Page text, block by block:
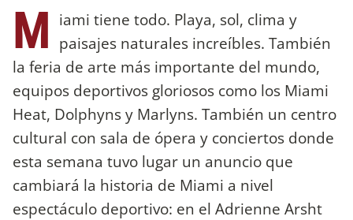
M iami tiene todo. Playa, sol, clima y
paisajes naturales increíbles. También
la feria de arte más importante del mundo,
equipos deportivos gloriosos como los Miami
Heat, Dolphyns y Marlyns. También un centro
cultural con sala de ópera y conciertos donde
esta semana tuvo lugar un anuncio que
cambiará la historia de Miami a nivel
espectáculo deportivo: en el Adrienne Arsht